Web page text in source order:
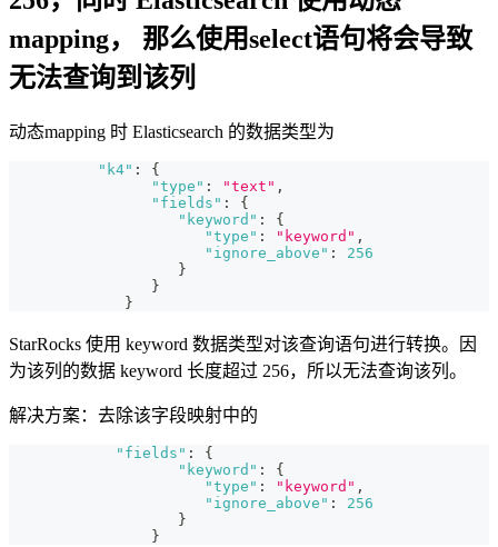
mapping， 那么使用select语句将会导致
无法查询到该列
动态mapping 时 Elasticsearch 的数据类型为
"k4" :
{
"type" : "text" ,
"fields" :
{
"keyword" :
{
"type" : "keyword" ,
"ignore_above" :
256
}
}
}
StarRocks 使用 keyword 数据类型对该查询语句进行转换。因
为该列的数据 keyword 长度超过 256，所以无法查询该列。
解决方案：去除该字段映射中的
"fields" :
{
"keyword" :
{
"type" : "keyword" ,
"ignore_above" :
256
}
}